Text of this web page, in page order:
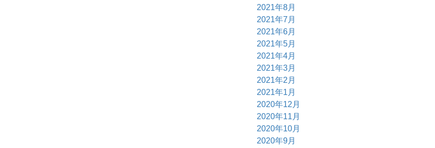
2021年8月
2021年7月
2021年6月
2021年5月
2021年4月
2021年3月
2021年2月
2021年1月
2020年12月
2020年11月
2020年10月
2020年9月